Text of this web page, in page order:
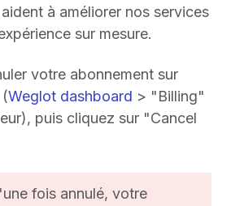
à améliorer nos services
sur mesure.
votre abonnement sur
Weglot dashboard > "Billing"
puis cliquez sur "Cancel
fois annulé, votre